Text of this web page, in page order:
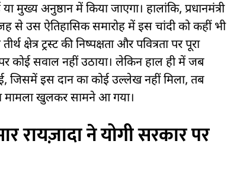
अनुष्ठान में किया जाएगा। हालांकि, प्रधानमंत्री
से उस ऐतिहासिक समारोह में इस चांदी को कहीं भी
क्षेत्र ट्रस्ट की निष्पक्षता और पवित्रता पर पूरा
कोई सवाल नहीं उठाया। लेकिन हाल ही में जब
जिसमें इस दान का कोई उल्लेख नहीं मिला, तब
मामला खुलकर सामने आ गया।
रायज़ादा ने योगी सरकार पर